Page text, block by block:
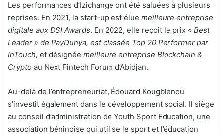
Les performances d’Izichange ont été saluées à plusieurs
reprises. En 2021, la start-up est élue meilleure entreprise
digitale aux DSI Awards. En 2022, elle reçoit le prix « Best
Leader » de PayDunya, est classée Top 20 Performer par
InTouch, et désignée meilleure entreprise Blockchain &
Crypto au Next Fintech Forum d’Abidjan.
Au-delà de l’entrepreneuriat, Édouard Kougblenou
s’investit également dans le développement social. Il siège
au conseil d’administration de Youth Sport Education, une
association béninoise qui utilise le sport et l’éducation